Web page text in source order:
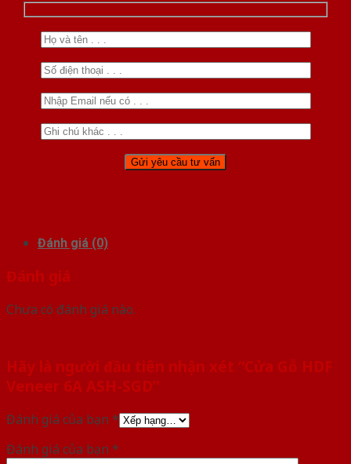
Đánh giá (0)
Đánh giá
Chưa có đánh giá nào.
Hãy là người đầu tiên nhận xét “Cửa Gỗ HDF
Veneer 6A ASH-SGD”
Đánh giá của bạn *
Đánh giá của bạn *